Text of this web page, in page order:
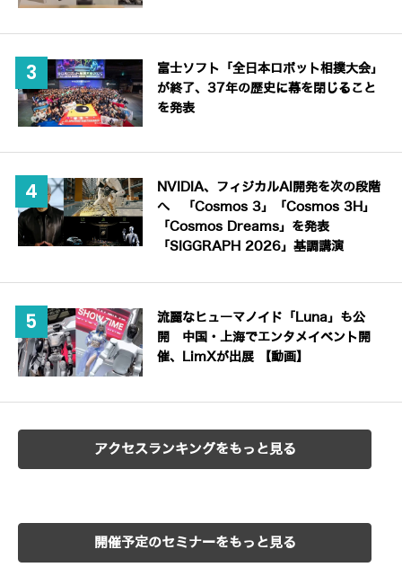
富士ソフト「全日本ロボット相撲大会」
が終了、37年の歴史に幕を閉じること
を発表
NVIDIA、フィジカルAI開発を次の段階
へ 「Cosmos 3」「Cosmos 3H」
「Cosmos Dreams」を発表
「SIGGRAPH 2026」基調講演
流麗なヒューマノイド「Luna」も公
開 中国・上海でエンタメイベント開
催、LimXが出展 【動画】
アクセスランキングをもっと見る
開催予定のセミナーをもっと見る